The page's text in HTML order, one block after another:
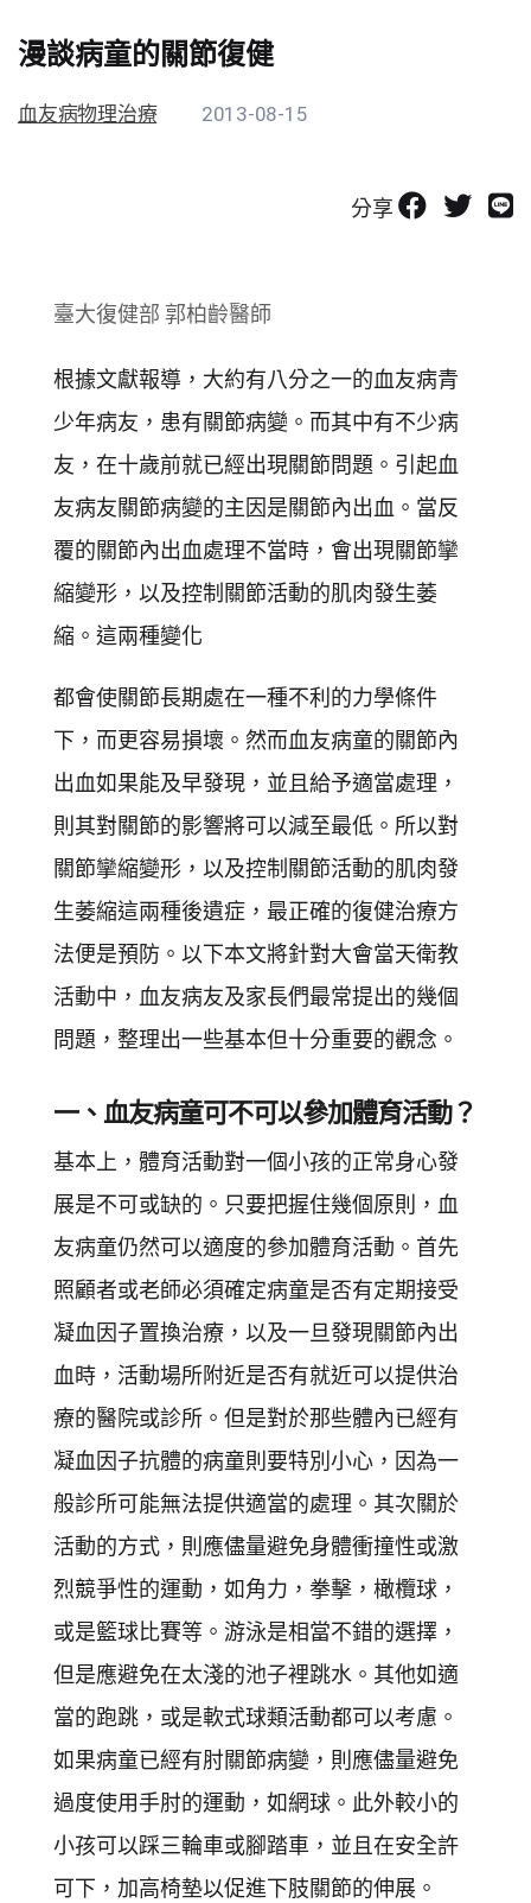
漫談病童的關節復健
血友病物理治療 2013-08-15
分享
臺大復健部 郭柏齡醫師
根據文獻報導，大約有八分之一的血友病青
少年病友，患有關節病變。而其中有不少病
友，在十歲前就已經出現關節問題。引起血
友病友關節病變的主因是關節內出血。當反
覆的關節內出血處理不當時，會出現關節攣
縮變形，以及控制關節活動的肌肉發生萎
縮。這兩種變化
都會使關節長期處在一種不利的力學條件
下，而更容易損壞。然而血友病童的關節內
出血如果能及早發現，並且給予適當處理，
則其對關節的影響將可以減至最低。所以對
關節攣縮變形，以及控制關節活動的肌肉發
生萎縮這兩種後遺症，最正確的復健治療方
法便是預防。以下本文將針對大會當天衛教
活動中，血友病友及家長們最常提出的幾個
問題，整理出一些基本但十分重要的觀念。
一、血友病童可不可以參加體育活動？
基本上，體育活動對一個小孩的正常身心發
展是不可或缺的。只要把握住幾個原則，血
友病童仍然可以適度的參加體育活動。首先
照顧者或老師必須確定病童是否有定期接受
凝血因子置換治療，以及一旦發現關節內出
血時，活動場所附近是否有就近可以提供治
療的醫院或診所。但是對於那些體內已經有
凝血因子抗體的病童則要特別小心，因為一
般診所可能無法提供適當的處理。其次關於
活動的方式，則應儘量避免身體衝撞性或激
烈競爭性的運動，如角力，拳擊，橄欖球，
或是籃球比賽等。游泳是相當不錯的選擇，
但是應避免在太淺的池子裡跳水。其他如適
當的跑跳，或是軟式球類活動都可以考慮。
如果病童已經有肘關節病變，則應儘量避免
過度使用手肘的運動，如網球。此外較小的
小孩可以踩三輪車或腳踏車，並且在安全許
可下，加高椅墊以促進下肢關節的伸展。